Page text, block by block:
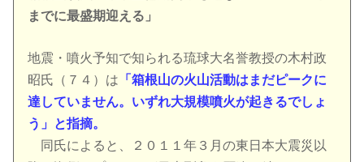
までに最盛期迎える」
地震・噴火予知で知られる琉球大名誉教授の木村政
昭氏（７４）は 「箱根山の火山活動はまだピークに
達していません。いずれ大規模噴火が起きるでしょ
う」と指摘。
同氏によると、２０１１年３月の東日本大震災以